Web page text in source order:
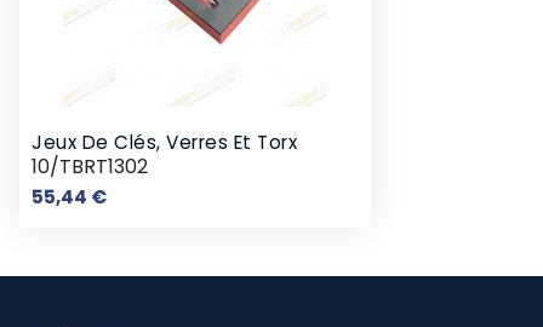
Jeux De Clés, Verres Et Torx
10/TBRT1302
55,44 €Prix